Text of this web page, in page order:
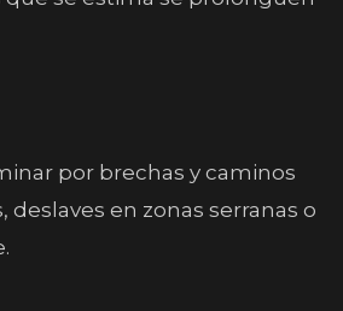
por brechas y caminos
en zonas serranas o